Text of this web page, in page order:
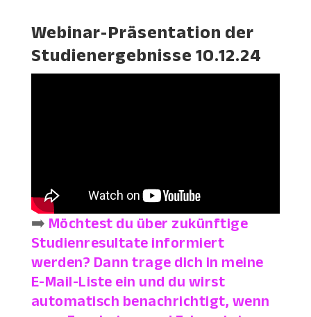
Webinar-Präsentation der
Studienergebnisse 10.12.24
➡️Möchtest du über zukünftige
Studienresultate informiert
werden? Dann trage dich in meine
E-Mail-Liste ein und du wirst
automatisch benachrichtigt, wenn